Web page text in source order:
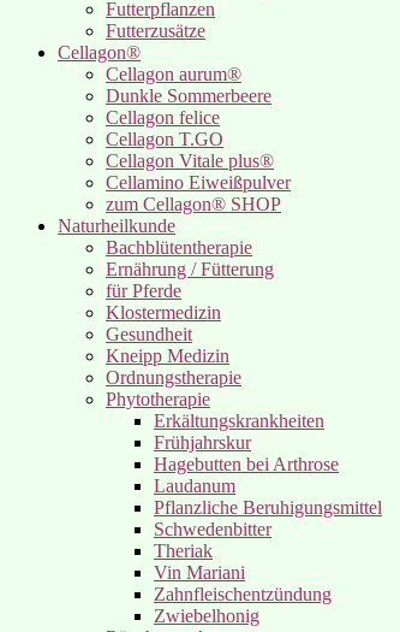
Futterpflanzen
Futterzusätze
Cellagon®
Cellagon aurum®
Dunkle Sommerbeere
Cellagon felice
Cellagon T.GO
Cellagon Vitale plus®
Cellamino Eiweißpulver
zum Cellagon® SHOP
Naturheilkunde
Bachblütentherapie
Ernährung / Fütterung
für Pferde
Klostermedizin
Gesundheit
Kneipp Medizin
Ordnungstherapie
Phytotherapie
Erkältungskrankheiten
Frühjahrskur
Hagebutten bei Arthrose
Laudanum
Pflanzliche Beruhigungsmittel
Schwedenbitter
Theriak
Vin Mariani
Zahnfleischentzündung
Zwiebelhonig